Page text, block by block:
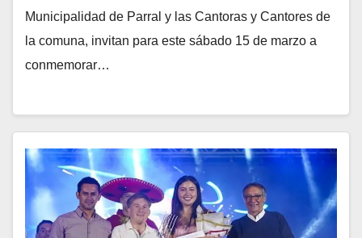
Municipalidad de Parral y las Cantoras y Cantores de
la comuna, invitan para este sábado 15 de marzo a
conmemorar…